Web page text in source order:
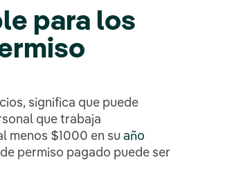
para los
significa que puede
que trabaja
menos $1000 en su año
permiso pagado puede ser